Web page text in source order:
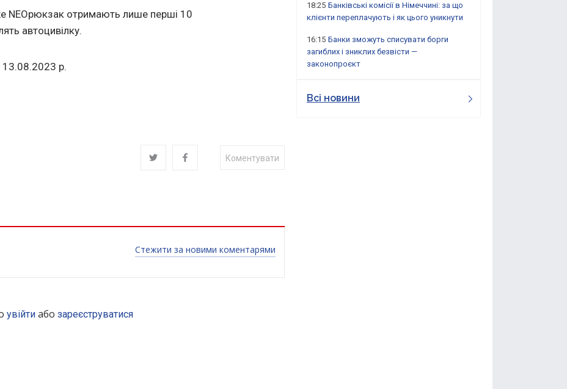
NEOрюкзак отримають лише перші 10
автоцивілку.
13.08.2023 р.
Коментувати
Стежити за новими коментарями
увійти або зареєструватися
18:25 Банківські комісії в Німеччині: за що
клієнти переплачують і як цього уникнути
16:15 Банки зможуть списувати борги
загиблих і зниклих безвісти —
законопроєкт
Всі новини